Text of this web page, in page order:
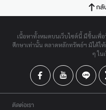
กลั
เนื้อหาทั้งหมดบนเว็บไซต์นี้ มีขึ้นเพื่
ศึกษาเท่านั้น ตลาดหลักทรัพย์ฯ มิได้ใ
ๆ ใน
ติดต่อเรา